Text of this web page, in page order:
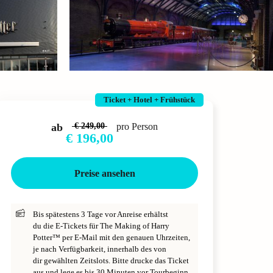
Ticket + Hotel + Frühstück
ab € 249,00
€ 196,00
pro Person
Preise ansehen
Bis spätestens 3 Tage vor Anreise erhältst
du die E-Tickets für The Making of Harry
Potter™ per E-Mail mit den genauen Uhrzeiten,
je nach Verfügbarkeit, innerhalb des von
dir gewählten Zeitslots. Bitte drucke das Ticket